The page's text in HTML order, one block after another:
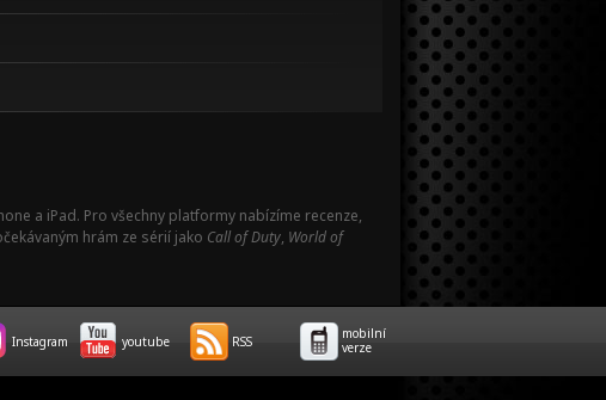
a iPad. Pro všechny platformy nabízíme recenze,
hrám ze sérií jako Call of Duty, World of
Instagram youtube RSS
mobilní
verze